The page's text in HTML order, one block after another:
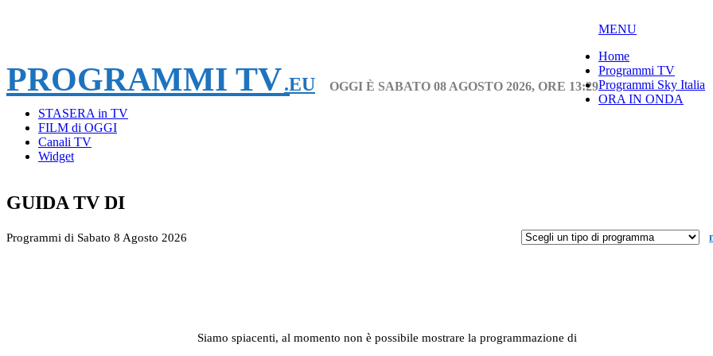
PROGRAMMI TV.EU OGGI È SABATO 08 AGOSTO 2026, ORE 13:29
MENU
Home
Programmi TV
Programmi Sky Italia
ORA IN ONDA
STASERA in TV
FILM di OGGI
Canali TV
Widget
GUIDA TV DI
Programmi di Sabato 8 Agosto 2026
Siamo spiacenti, al momento non è possibile mostrare la programmazione di